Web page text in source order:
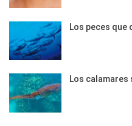
Los peces que
Los calamares